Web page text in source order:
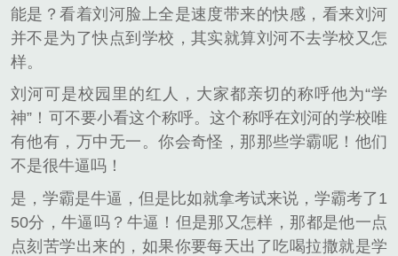
能是？看着刘河脸上全是速度带来的快感，看来刘河
并不是为了快点到学校，其实就算刘河不去学校又怎
样。
刘河可是校园里的红人，大家都亲切的称呼他为“学
神”！可不要小看这个称呼。这个称呼在刘河的学校唯
有他有，万中无一。你会奇怪，那那些学霸呢！他们
不是很牛逼吗！
是，学霸是牛逼，但是比如就拿考试来说，学霸考了1
50分，牛逼吗？牛逼！但是那又怎样，那都是他一点
点刻苦学出来的，如果你要每天出了吃喝拉撒就是学